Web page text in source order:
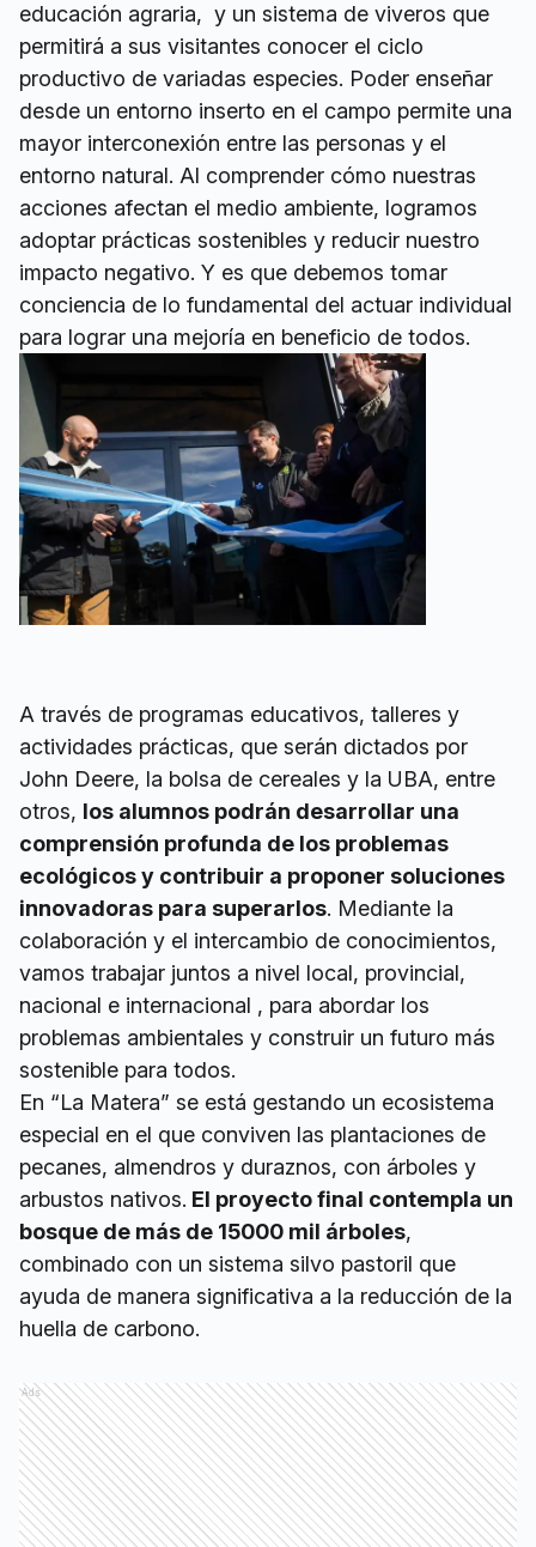
educación agraria, y un sistema de viveros que
permitirá a sus visitantes conocer el ciclo
productivo de variadas especies. Poder enseñar
desde un entorno inserto en el campo permite una
mayor interconexión entre las personas y el
entorno natural. Al comprender cómo nuestras
acciones afectan el medio ambiente, logramos
adoptar prácticas sostenibles y reducir nuestro
impacto negativo. Y es que debemos tomar
conciencia de lo fundamental del actuar individual
para lograr una mejoría en beneficio de todos.
A través de programas educativos, talleres y
actividades prácticas, que serán dictados por
John Deere, la bolsa de cereales y la UBA, entre
otros, los alumnos podrán desarrollar una
comprensión profunda de los problemas
ecológicos y contribuir a proponer soluciones
innovadoras para superarlos. Mediante la
colaboración y el intercambio de conocimientos,
vamos trabajar juntos a nivel local, provincial,
nacional e internacional , para abordar los
problemas ambientales y construir un futuro más
sostenible para todos.
En “La Matera” se está gestando un ecosistema
especial en el que conviven las plantaciones de
pecanes, almendros y duraznos, con árboles y
arbustos nativos. El proyecto final contempla un
bosque de más de 15000 mil árboles,
combinado con un sistema silvo pastoril que
ayuda de manera significativa a la reducción de la
huella de carbono.
Ads